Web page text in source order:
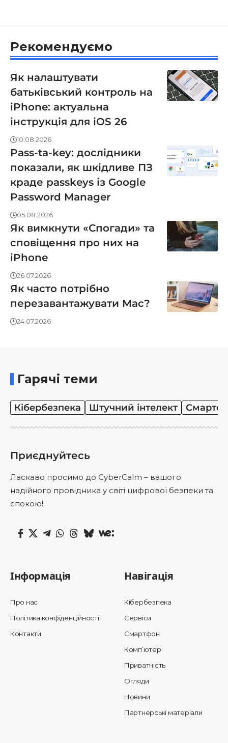
Рекомендуємо
Як налаштувати
батьківський контроль на
iPhone: актуальна
інструкція для iOS 26
10.08.2026
Pass-ta-key: дослідники
показали, як шкідливе ПЗ
краде passkeys із Google
Password Manager
05.08.2026
Як вимкнути «Спогади» та
сповіщення про них на
iPhone
26.07.2026
Як часто потрібно
перезавантажувати Mac?
24.07.2026
Гарячі теми
Кібербезпека Штучний інтелект
Приєднуйтесь
Ласкаво просимо до CyberCalm – вашого
надійного провідника у світі цифрової безпеки та
спокою!
Інформація
Про нас
Політика конфіденційності
Контакти
Навігація
Кібербезпека
Сервіси
Смартфон
Комп’ютер
Приватність
Огляди
Новини
Партнерські матеріали